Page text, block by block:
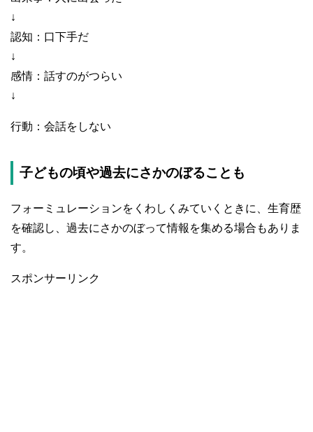
↓
認知：口下手だ
↓
感情：話すのがつらい
↓
行動：会話をしない
子どもの頃や過去にさかのぼることも
フォーミュレーションをくわしくみていくときに、生育歴
を確認し、過去にさかのぼって情報を集める場合もありま
す。
スポンサーリンク